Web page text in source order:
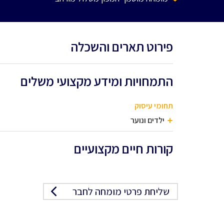
פירוט תארים והשכלה
התמחויות ומידע מקצועי משלים
תחומי עיסוק
ילדים ונוער
קורות חיים מקצועיים
שליחת פרטי מומחה לחבר